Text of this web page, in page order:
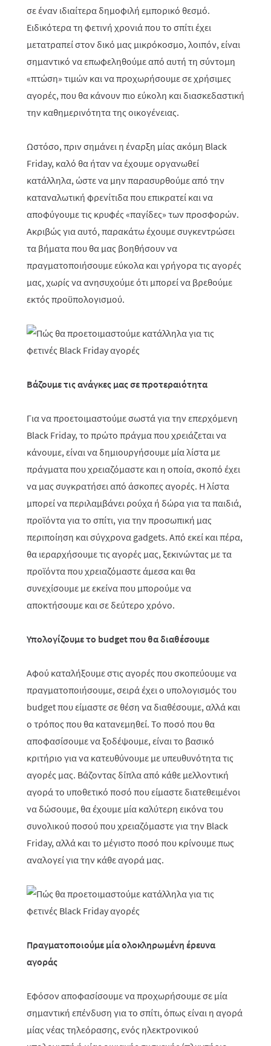
σε έναν ιδιαίτερα δημοφιλή εμπορικό θεσμό.
Ειδικότερα τη φετινή χρονιά που το σπίτι έχει
μετατραπεί στον δικό μας μικρόκοσμο, λοιπόν, είναι
σημαντικό να επωφεληθούμε από αυτή τη σύντομη
«πτώση» τιμών και να προχωρήσουμε σε χρήσιμες
αγορές, που θα κάνουν πιο εύκολη και διασκεδαστική
την καθημερινότητα της οικογένειας.
Ωστόσο, πριν σημάνει η έναρξη μίας ακόμη Black
Friday, καλό θα ήταν να έχουμε οργανωθεί
κατάλληλα, ώστε να μην παρασυρθούμε από την
καταναλωτική φρενίτιδα που επικρατεί και να
αποφύγουμε τις κρυφές «παγίδες» των προσφορών.
Ακριβώς για αυτό, παρακάτω έχουμε συγκεντρώσει
τα βήματα που θα μας βοηθήσουν να
πραγματοποιήσουμε εύκολα και γρήγορα τις αγορές
μας, χωρίς να ανησυχούμε ότι μπορεί να βρεθούμε
εκτός προϋπολογισμού.
Βάζουμε τις ανάγκες μας σε προτεραιότητα
Για να προετοιμαστούμε σωστά για την επερχόμενη
Black Friday, το πρώτο πράγμα που χρειάζεται να
κάνουμε, είναι να δημιουργήσουμε μία λίστα με
πράγματα που χρειαζόμαστε και η οποία, σκοπό έχει
να μας συγκρατήσει από άσκοπες αγορές. Η λίστα
μπορεί να περιλαμβάνει ρούχα ή δώρα για τα παιδιά,
προϊόντα για το σπίτι, για την προσωπική μας
περιποίηση και σύγχρονα gadgets. Από εκεί και πέρα,
θα ιεραρχήσουμε τις αγορές μας, ξεκινώντας με τα
προϊόντα που χρειαζόμαστε άμεσα και θα
συνεχίσουμε με εκείνα που μπορούμε να
αποκτήσουμε και σε δεύτερο χρόνο.
Υπολογίζουμε το budget που θα διαθέσουμε
Αφού καταλήξουμε στις αγορές που σκοπεύουμε να
πραγματοποιήσουμε, σειρά έχει ο υπολογισμός του
budget που είμαστε σε θέση να διαθέσουμε, αλλά και
ο τρόπος που θα κατανεμηθεί. Το ποσό που θα
αποφασίσουμε να ξοδέψουμε, είναι το βασικό
κριτήριο για να κατευθύνουμε με υπευθυνότητα τις
αγορές μας. Βάζοντας δίπλα από κάθε μελλοντική
αγορά το υποθετικό ποσό που είμαστε διατεθειμένοι
να δώσουμε, θα έχουμε μία καλύτερη εικόνα του
συνολικού ποσού που χρειαζόμαστε για την Black
Friday, αλλά και το μέγιστο ποσό που κρίνουμε πως
αναλογεί για την κάθε αγορά μας.
Πραγματοποιούμε μία ολοκληρωμένη έρευνα
αγοράς
Εφόσον αποφασίσουμε να προχωρήσουμε σε μία
σημαντική επένδυση για το σπίτι, όπως είναι η αγορά
μίας νέας τηλεόρασης, ενός ηλεκτρονικού